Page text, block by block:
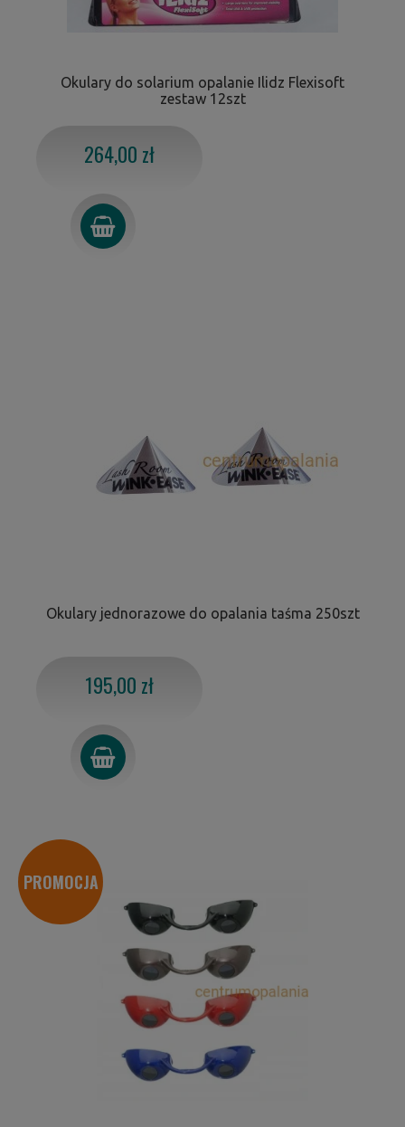
Okulary do solarium opalanie Ilidz Flexisoft
zestaw 12szt
264,00 zł
Okulary jednorazowe do opalania taśma 250szt
195,00 zł
PROMOCJA